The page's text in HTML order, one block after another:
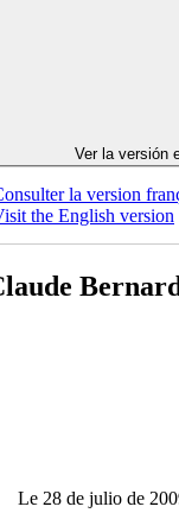
Ver la versión
la version
the English version
de febrero de 2016
Le 28 de julio de